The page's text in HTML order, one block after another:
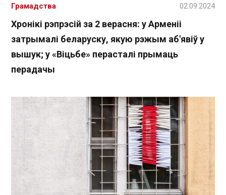
Хронікі рэпрэсій за 2 верасня: у Арменіі
затрымалі беларуску, якую рэжым аб'явіў у
вышук; у «Віцьбе» перасталі прымаць
перадачы
Грамадства 02.09.2024